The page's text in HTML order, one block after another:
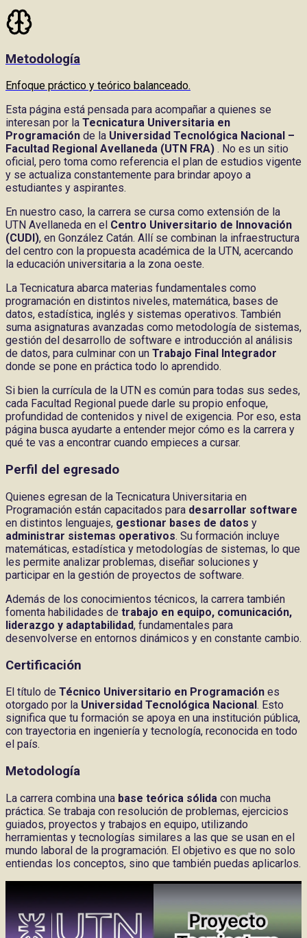
Metodología
Enfoque práctico y teórico balanceado.
Esta página está pensada para acompañar a quienes se
interesan por la Tecnicatura Universitaria en
Programación de la Universidad Tecnológica Nacional –
Facultad Regional Avellaneda (UTN FRA) . No es un sitio
oficial, pero toma como referencia el plan de estudios vigente
y se actualiza constantemente para brindar apoyo a
estudiantes y aspirantes.
En nuestro caso, la carrera se cursa como extensión de la
UTN Avellaneda en el Centro Universitario de Innovación
(CUDI), en González Catán. Allí se combinan la infraestructura
del centro con la propuesta académica de la UTN, acercando
la educación universitaria a la zona oeste.
La Tecnicatura abarca materias fundamentales como
programación en distintos niveles, matemática, bases de
datos, estadística, inglés y sistemas operativos. También
suma asignaturas avanzadas como metodología de sistemas,
gestión del desarrollo de software e introducción al análisis
de datos, para culminar con un Trabajo Final Integrador
donde se pone en práctica todo lo aprendido.
Si bien la currícula de la UTN es común para todas sus sedes,
cada Facultad Regional puede darle su propio enfoque,
profundidad de contenidos y nivel de exigencia. Por eso, esta
página busca ayudarte a entender mejor cómo es la carrera y
qué te vas a encontrar cuando empieces a cursar.
Perfil del egresado
Quienes egresan de la Tecnicatura Universitaria en
Programación están capacitados para desarrollar software
en distintos lenguajes, gestionar bases de datos y
administrar sistemas operativos. Su formación incluye
matemáticas, estadística y metodologías de sistemas, lo que
les permite analizar problemas, diseñar soluciones y
participar en la gestión de proyectos de software.
Además de los conocimientos técnicos, la carrera también
fomenta habilidades de trabajo en equipo, comunicación,
liderazgo y adaptabilidad, fundamentales para
desenvolverse en entornos dinámicos y en constante cambio.
Certificación
El título de Técnico Universitario en Programación es
otorgado por la Universidad Tecnológica Nacional . Esto
significa que tu formación se apoya en una institución pública,
con trayectoria en ingeniería y tecnología, reconocida en todo
el país.
Metodología
La carrera combina una base teórica sólida con mucha
práctica. Se trabaja con resolución de problemas, ejercicios
guiados, proyectos y trabajos en equipo, utilizando
herramientas y tecnologías similares a las que se usan en el
mundo laboral de la programación. El objetivo es que no solo
entiendas los conceptos, sino que también puedas aplicarlos.